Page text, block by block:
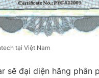
tại Việt Nam
sẽ đại diện hãng